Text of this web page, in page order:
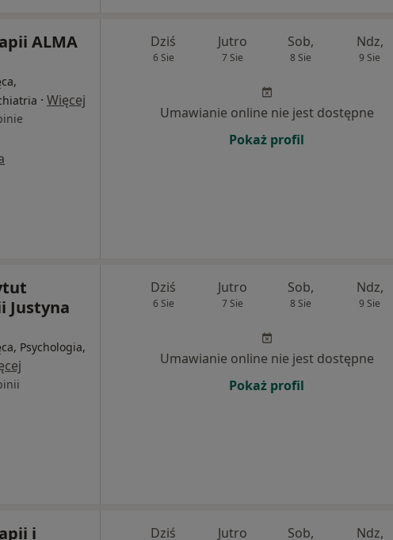
ALMA
· Więcej
Dziś
6 Sie
Jutro
7 Sie
Sob,
8 Sie
Ndz,
9 Sie
Umawianie online nie jest dostępne
Pokaż profil
Justyna
Psychologia,
Dziś
6 Sie
Jutro
7 Sie
Sob,
8 Sie
Ndz,
9 Sie
Umawianie online nie jest dostępne
Pokaż profil
i
Dziś Jutro Sob, Ndz,